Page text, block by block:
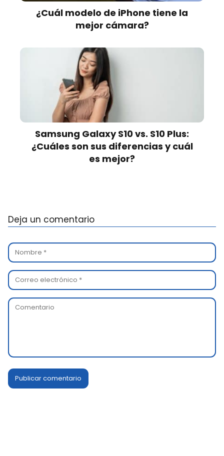
¿Cuál modelo de iPhone tiene la
mejor cámara?
Samsung Galaxy S10 vs. S10 Plus:
¿Cuáles son sus diferencias y cuál
es mejor?
Deja un comentario